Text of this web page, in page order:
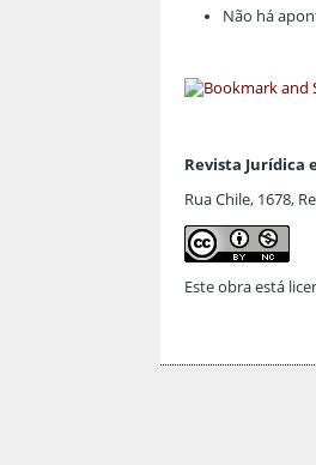
Não há
Revista Jurídica
Rua Chile, 1678,
Este obra está